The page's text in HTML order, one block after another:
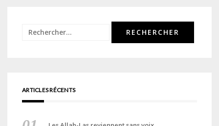
Rechercher :
ARTICLES RÉCENTS